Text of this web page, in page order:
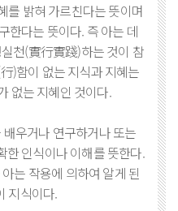
를 밝혀 가르친다는 뜻이며
한다는 뜻이다. 즉 아는 데
천(實行實踐)하는 것이 참
)함이 없는 지식과 지혜는
없는 지혜인 것이다.
우거나 연구하거나 또는
한 인식이나 이해를 뜻한다.
는 작용에 의하여 알게 된
지식이다.